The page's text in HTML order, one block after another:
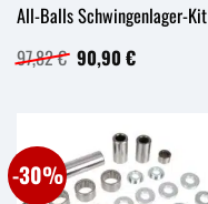
All-Balls Schwingenlager-Kit
97,82€ Ursprünglicher
Preis
90,90 €Aktueller
Preis
-30%